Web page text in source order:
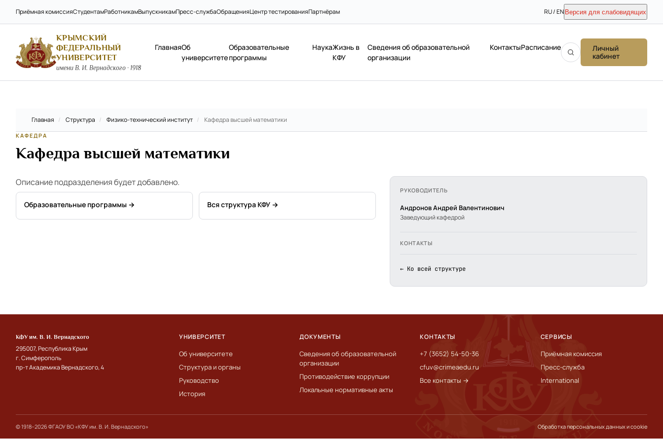
Приёмная комиссияСтудентамРаботникамВыпускникамПресс-службаОбращенияЦентр тестированияПартнёрам RU / EN Версия для слабовидящих
КРЫМСКИЙ
ФЕДЕРАЛЬНЫЙ
УНИВЕРСИТЕТ
имени В. И. Вернадского · 1918
ГлавнаяОб
университете
Образовательные
программы
НаукаЖизнь в
КФУ
Сведения об образовательной
организации
КонтактыРасписание
Личный
кабинет
Главная / Структура / Физико-технический институт / Кафедра высшей математики
КАФЕДРА
Кафедра высшей математики
Описание подразделения будет добавлено.
Образовательные программы → Вся структура КФУ →
РУКОВОДИТЕЛЬ
Андронов Андрей Валентинович
Заведующий кафедрой
КОНТАКТЫ
← Ко всей структуре
КФУ им. В. И. Вернадского
295007, Республика Крым
г. Симферополь
пр-т Академика Вернадского, 4
УНИВЕРСИТЕТ
Об университете
Структура и органы
Руководство
История
ДОКУМЕНТЫ
Сведения об образовательной
организации
Противодействие коррупции
Локальные нормативные акты
КОНТАКТЫ
+7 (3652) 54-50-36
cfuv@crimeaedu.ru
Все контакты →
СЕРВИСЫ
Приёмная комиссия
Пресс-служба
International
© 1918–2026 ФГАОУ ВО «КФУ им. В. И. Вернадского» Обработка персональных данных и cookie